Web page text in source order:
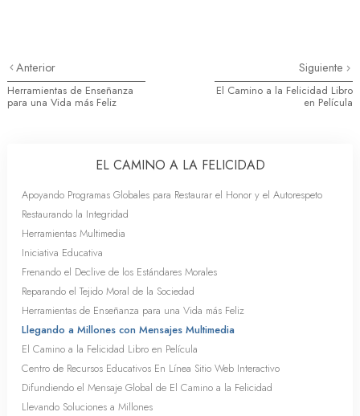
Anterior
Herramientas de Enseñanza
para una Vida más Feliz
Siguiente
El Camino a la Felicidad Libro
en Película
EL CAMINO A LA FELICIDAD
Apoyando Programas Globales para Restaurar el Honor y el Autorespeto
Restaurando la Integridad
Herramientas Multimedia
Iniciativa Educativa
Frenando el Declive de los Estándares Morales
Reparando el Tejido Moral de la Sociedad
Herramientas de Enseñanza para una Vida más Feliz
Llegando a Millones con Mensajes Multimedia
El Camino a la Felicidad Libro en Película
Centro de Recursos Educativos En Línea Sitio Web Interactivo
Difundiendo el Mensaje Global de El Camino a la Felicidad
Llevando Soluciones a Millones